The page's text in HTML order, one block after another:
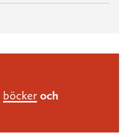
böcker och